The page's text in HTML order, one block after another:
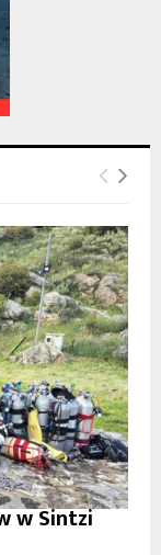
w Sintzi